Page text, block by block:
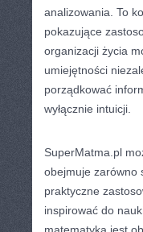
analizowania. To
pokazujące
organizacji życia
umiejętności
porządkować
wyłącznie intuicji.
SuperMatma.pl
obejmuje zarówno
praktyczne
inspirować do